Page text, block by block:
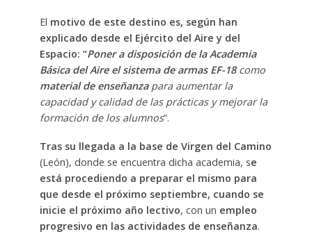
El motivo de este destino es, según han
explicado desde el Ejército del Aire y del
Espacio: “Poner a disposición de la Academia
Básica del Aire el sistema de armas EF-18como
material de enseñanzapara aumentar la
capacidad y calidad de las prácticas y mejorar la
formación de los alumnos”.
Tras su llegada a la base de Virgen del Camino
(León), donde se encuentra dicha academia, se
está procediendo a preparar el mismo para
que desde el próximo septiembre, cuando se
inicie el próximo año lectivo, con un empleo
progresivo en las actividades de enseñanza.